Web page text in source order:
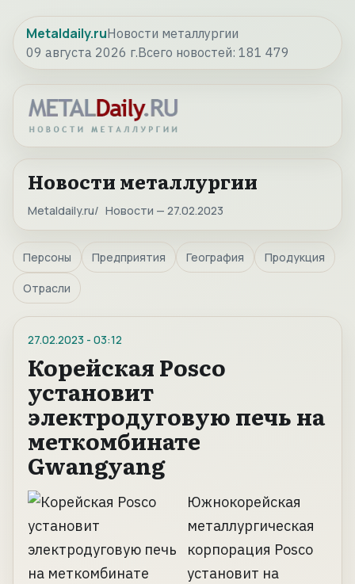
Metaldaily.ruНовости металлургии
09 августа 2026 г.Всего новостей: 181 479
Новости металлургии
Metaldaily.ru Новости — 27.02.2023
Персоны Предприятия География Продукция
Отрасли
27.02.2023 - 03:12
Корейская Posco
установит
электродуговую печь на
меткомбинате
Gwangyang
Южнокорейская
металлургическая
корпорация Posco
установит на